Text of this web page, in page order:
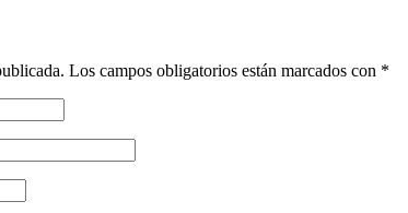
Los campos obligatorios están marcados con *